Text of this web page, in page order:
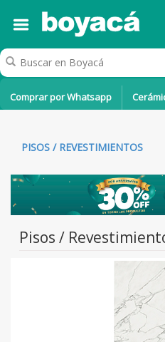
Comprar por Whatsapp
PISOS / REVESTIMIENTOS
Pisos /